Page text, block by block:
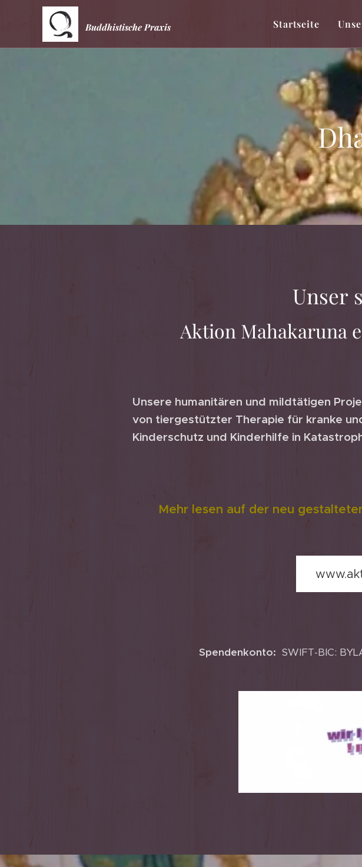
Buddhistische Praxis Startseite
Unser
Aktion Mahakaruna
Unsere humanitären und mildtätigen
von tiergestützter Therapie für kranke
Kinderschutz und Kinderhilfe in
Mehr lesen auf der neu
Spendenkonto: SWIFT-BIC: